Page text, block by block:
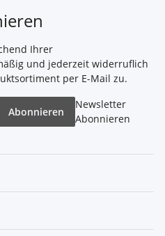
Ihrer
und jederzeit widerruflich
per E-Mail zu.
Abonnieren
Newsletter
Abonnieren